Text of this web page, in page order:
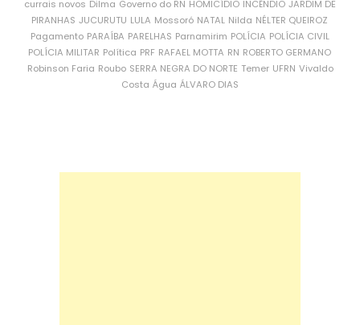
currais novos Dilma Governo do RN HOMICÍDIO INCÊNDIO JARDIM DE
PIRANHAS JUCURUTU LULA Mossoró NATAL Nilda NÉLTER QUEIROZ
Pagamento PARAÍBA PARELHAS Parnamirim POLÍCIA POLÍCIA CIVIL
POLÍCIA MILITAR Política PRF RAFAEL MOTTA RN ROBERTO GERMANO
Robinson Faria Roubo SERRA NEGRA DO NORTE Temer UFRN Vivaldo
Costa Água ÁLVARO DIAS